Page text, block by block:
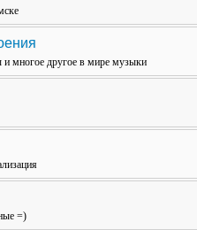
многое другое в мире музыки
=)